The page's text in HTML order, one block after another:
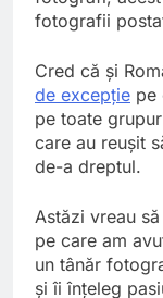
fotografii
Cred că şi
de excepţie pe
pe toate
care au reuşit
de-a dreptul.
Astăzi vreau
pe care am
un tânăr
şi îi înţeleg